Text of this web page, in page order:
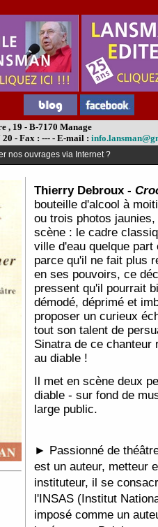
, 19 - B-7170 Manage
20 - Fax : --- - E-mail :
nos ouvrages via Internet ?
Thierry Debroux -
bouteille d'alcool à
ou trois photos
scène : le cadre
ville d'eau quelque
parce qu'il ne fait plus
en ses pouvoirs, ce
pressent qu'il pourrait
démodé, déprimé et
proposer un curieux
tout son talent de
Sinatra de ce chanteur
au diable !
Il met en scène deux
diable - sur fond de
large public.
► Passionné de
est un auteur, metteur
instituteur, il se
l'INSAS (Institut
imposé comme un